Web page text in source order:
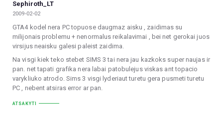
Sephiroth_LT
2009-02-02
GTA4 kodel nera PC topuose daugmaz aisku , zaidimas su
milijonais problemu + nenormalus reikalavimai , bei net gerokai juos
virsijus neaisku galesi paleist zaidima.
Na visgi kiek teko stebet SIMS 3 tai nera jau kazkoks super naujas ir
pan. net tapati grafika nera labai patobulejus viskas ant topacio
varykliuko atrodo. Sims 3 visgi lyderiaut turetu gera pusmeti turetu
PC , nebent atsiras error ar pan.
ATSAKYTI